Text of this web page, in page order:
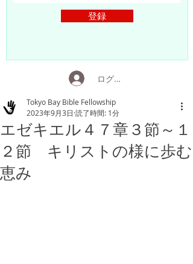
登録
ログイン
エゼキエル４７章３節～１
２節 キリストの様に歩む
恵み
Tokyo Bay Bible Fellowship
2023年9月3日 読了時間: 1分